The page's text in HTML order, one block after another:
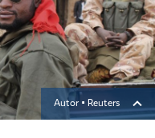
Autor ▪ Reuters